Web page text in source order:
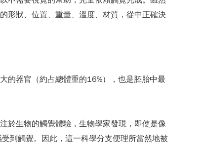
形狀、位置、重量、溫度、材質，從中正確決
的器官（約占總體重的16%），也是胚胎中最
於生物的觸覺體驗，生物學家發現，即使是像
到觸覺。因此，這一科學分支便理所當然地被